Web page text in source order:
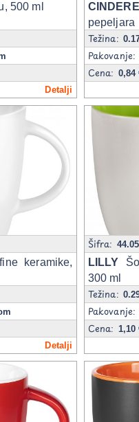
500 ml
Detalji
pepeljara
Težina:
Cena: 0,84
keramike,
Detalji
Šifra:
LILLY
300 ml
Težina:
Cena: 1,10